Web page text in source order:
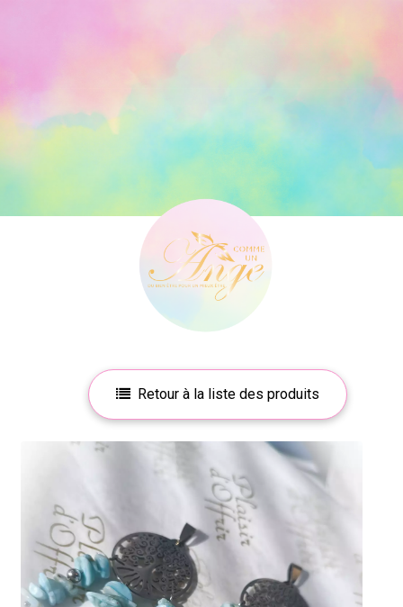
Retour à la liste des produits